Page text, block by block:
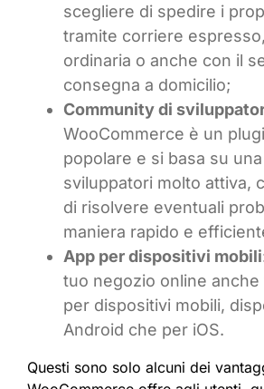
scegliere di spedire i
tramite corriere
ordinaria o anche con il
consegna a domicilio;
Community di
WooCommerce è un
popolare e si basa su
sviluppatori molto attiva,
di risolvere eventuali
maniera rapido e
App per dispositivi mobili
tuo negozio online anche
per dispositivi mobili,
Android che per iOS.
Questi sono solo alcuni dei